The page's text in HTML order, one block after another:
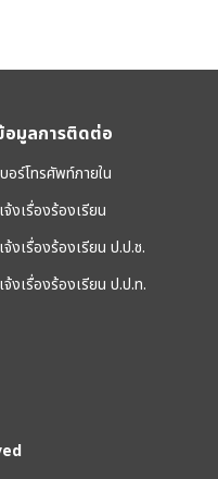
อมูลการติดต่อ
อร์โทรศัพท์ภายใน
งเรื่องร้องเรียน
งเรื่องร้องเรียน ป.ป.ช.
งเรื่องร้องเรียน ป.ป.ท.